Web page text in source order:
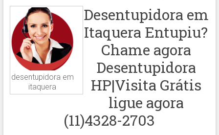
desentupidora em
itaquera
Desentupidora em
Itaquera Entupiu?
Chame agora
Desentupidora
HP|Visita Grátis
ligue agora
(11)4328-2703